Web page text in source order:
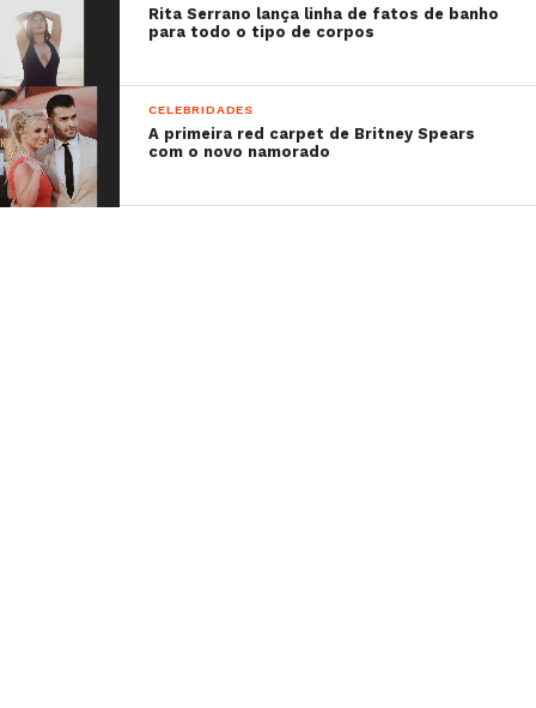
Rita Serrano lança linha de fatos de banho
para todo o tipo de corpos
CELEBRIDADES
A primeira red carpet de Britney Spears
com o novo namorado